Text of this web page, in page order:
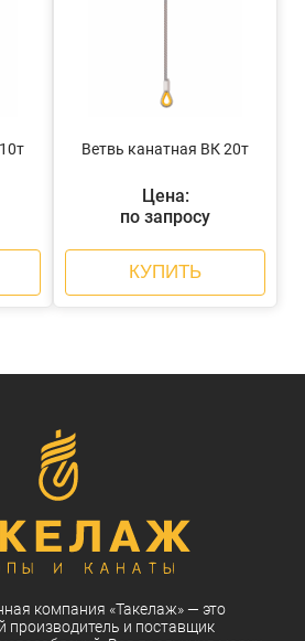
Ветвь канатная ВК 20т
Цена:
по запросу
КУПИТЬ
компания «Такелаж»— это
производитель и поставщик